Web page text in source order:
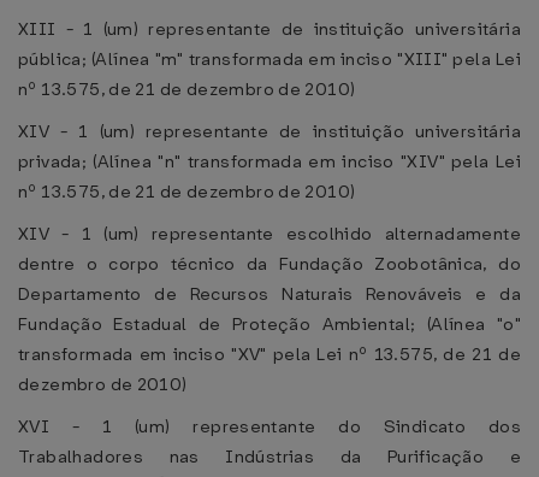
XIII - 1 (um) representante de instituição universitária
pública; (Alínea "m" transformada em inciso "XIII" pela Lei
nº 13.575, de 21 de dezembro de 2010)
XIV - 1 (um) representante de instituição universitária
privada; (Alínea "n" transformada em inciso "XIV" pela Lei
nº 13.575, de 21 de dezembro de 2010)
XIV - 1 (um) representante escolhido alternadamente
dentre o corpo técnico da Fundação Zoobotânica, do
Departamento de Recursos Naturais Renováveis e da
Fundação Estadual de Proteção Ambiental; (Alínea "o"
transformada em inciso "XV" pela Lei nº 13.575, de 21 de
dezembro de 2010)
XVI - 1 (um) representante do Sindicato dos
Trabalhadores nas Indústrias da Purificação e